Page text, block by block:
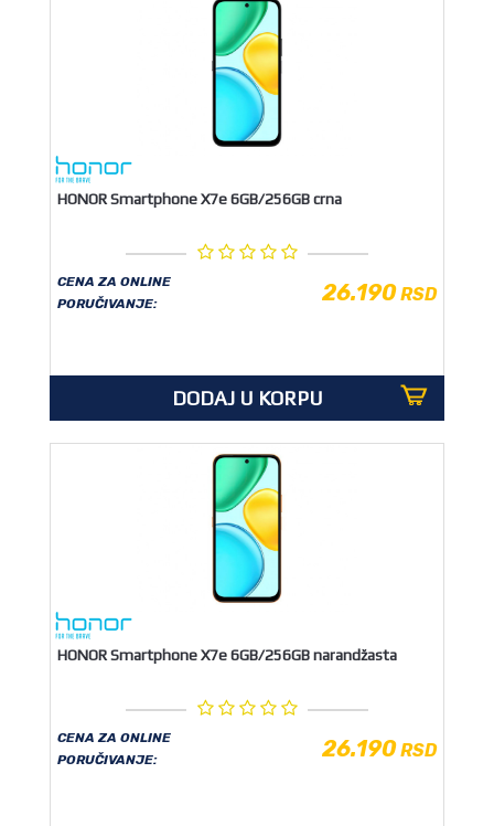
HONOR Smartphone X7e 6GB/256GB crna
CENA ZA ONLINE
PORUČIVANJE:
26.190RSD
DODAJ U KORPU
HONOR Smartphone X7e 6GB/256GB narandžasta
CENA ZA ONLINE
PORUČIVANJE:
26.190RSD